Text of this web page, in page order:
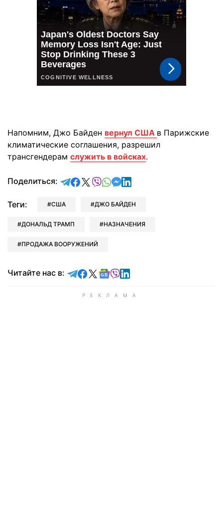
Напомним, Джо Байден вернул США в Парижские
климатические соглашения, разрешил
трансгендерам служить в войсках.
Поделиться: отправить в Telegram
поделиться в Facebook
поделиться в X
отправить в Viber
отправить в Whatsapp
отправить в Messenger
отправить в LinkedIn
Теги: США ДЖО БАЙДЕН
ДОНАЛЬД ТРАМП НАЗНАЧЕНИЯ
ПРОДАЖА ВООРУЖЕНИЙ
Читайте нас в: Читайте в Telegram
Читайте в Facebook
Читайте в X
Читайте в Google news
Читайте в Viber
Читайте в LinkedIn